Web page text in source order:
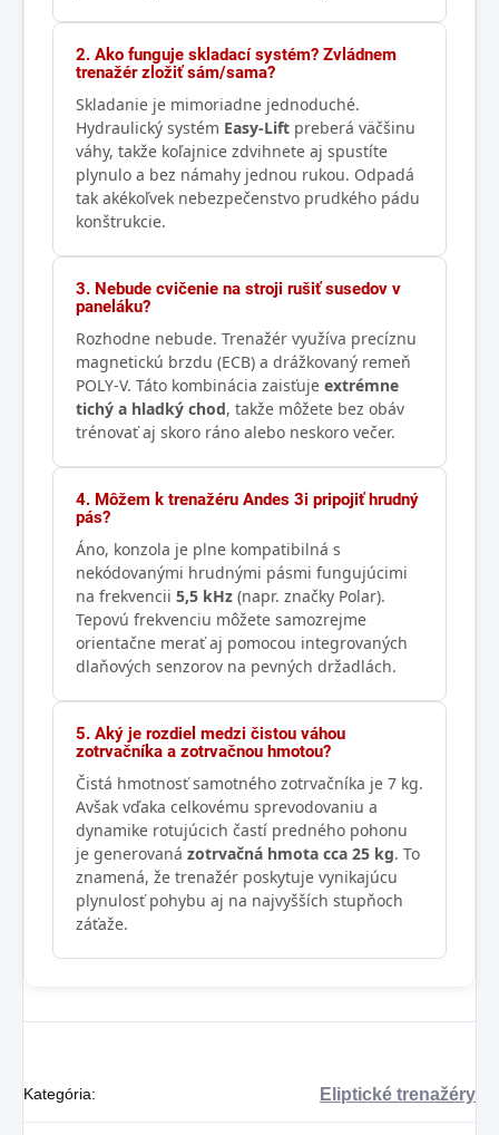
2. Ako funguje skladací systém? Zvládnem
trenažér zložiť sám/sama?
Skladanie je mimoriadne jednoduché.
Hydraulický systém Easy-Lift preberá väčšinu
váhy, takže koľajnice zdvihnete aj spustíte
plynulo a bez námahy jednou rukou. Odpadá
tak akékoľvek nebezpečenstvo prudkého pádu
konštrukcie.
3. Nebude cvičenie na stroji rušiť susedov v
paneláku?
Rozhodne nebude. Trenažér využíva precíznu
magnetickú brzdu (ECB) a drážkovaný remeň
POLY-V. Táto kombinácia zaisťuje extrémne
tichý a hladký chod, takže môžete bez obáv
trénovať aj skoro ráno alebo neskoro večer.
4. Môžem k trenažéru Andes 3i pripojiť hrudný
pás?
Áno, konzola je plne kompatibilná s
nekódovanými hrudnými pásmi fungujúcimi
na frekvencii 5,5 kHz (napr. značky Polar).
Tepovú frekvenciu môžete samozrejme
orientačne merať aj pomocou integrovaných
dlaňových senzorov na pevných držadlách.
5. Aký je rozdiel medzi čistou váhou
zotrvačníka a zotrvačnou hmotou?
Čistá hmotnosť samotného zotrvačníka je 7 kg.
Avšak vďaka celkovému sprevodovaniu a
dynamike rotujúcich častí predného pohonu
je generovaná zotrvačná hmota cca 25 kg. To
znamená, že trenažér poskytuje vynikajúcu
plynulosť pohybu aj na najvyšších stupňoch
záťaže.
Kategória: Eliptické trenažéry